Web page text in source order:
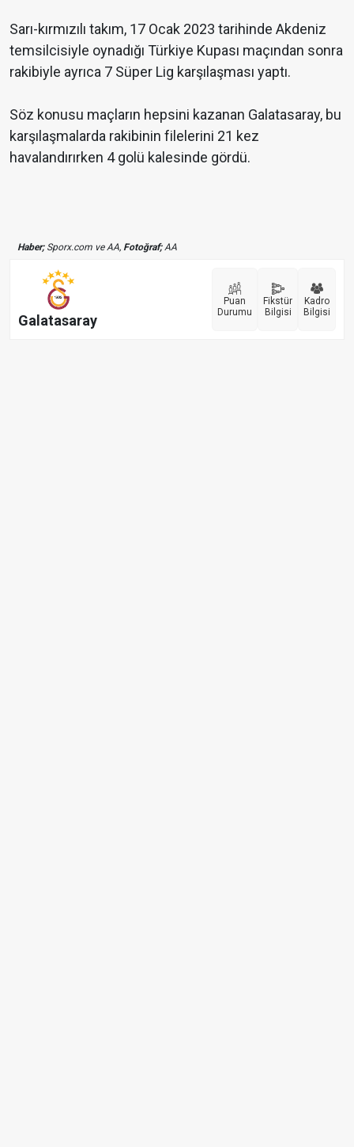
Sarı-kırmızılı takım, 17 Ocak 2023 tarihinde Akdeniz
temsilcisiyle oynadığı Türkiye Kupası maçından sonra
rakibiyle ayrıca 7 Süper Lig karşılaşması yaptı.
Söz konusu maçların hepsini kazanan Galatasaray, bu
karşılaşmalarda rakibinin filelerini 21 kez
havalandırırken 4 golü kalesinde gördü.
Haber;Sporx.com ve AA, Fotoğraf;AA
Galatasaray
Puan
Durumu
Fikstür
Bilgisi
Kadro
Bilgisi